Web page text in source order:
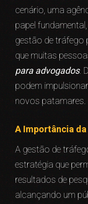
cenário, uma
papel
gestão de tráfego
que muitas
para advogados.
podem
novos patamares.
A Importância
A gestão de
estratégia que
resultados de
alcançando um